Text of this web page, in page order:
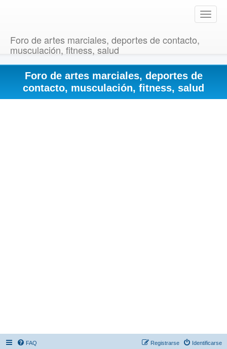
T
o
e
v
Foro de artes marciales, deportes de contacto,
musculación, fitness, salud
Foro de artes marciales, deportes de
contacto, musculación, fitness, salud
FAQ Identificarse
Registrarse